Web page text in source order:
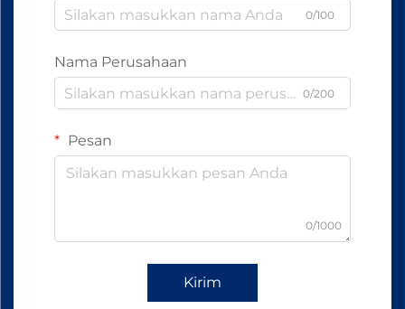
0/100
Nama Perusahaan
0/200
Pesan
0/1000
Kirim